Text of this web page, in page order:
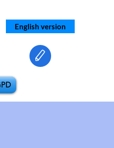
English version